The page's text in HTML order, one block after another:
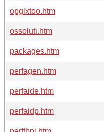
opglxtoo.htm
ossoluti.htm
packages.htm
perfagen.htm
perfaide.htm
perfaidp.htm